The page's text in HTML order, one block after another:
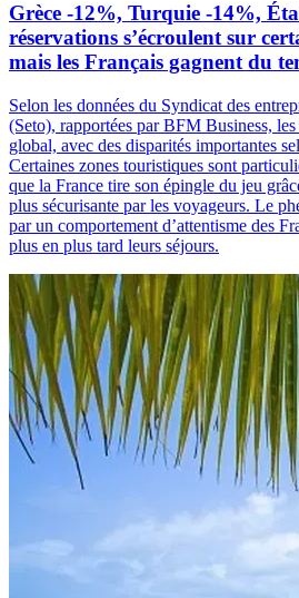
Grèce -12%, Turquie -14%,
réservations s’écroulent sur
mais les Français gagnent du
Selon les données du Syndicat des
(Seto), rapportées par BFM Business,
global, avec des disparités importantes
Certaines zones touristiques sont
que la France tire son épingle du jeu
plus sécurisante par les voyageurs. Le
par un comportement d’attentisme des
plus en plus tard leurs séjours.